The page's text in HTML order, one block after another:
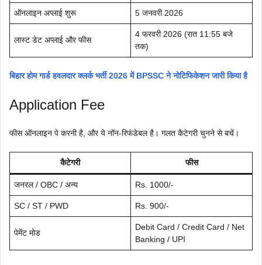
ऑनलाइन अप्लाई शुरू 5 जनवरी 2026
लास्ट डेट अप्लाई और फीस
4 फरवरी 2026 (रात 11:55 बजे
तक)
बिहार होम गार्ड हवलदार क्लर्क भर्ती 2026 में BPSSC ने नोटिफिकेशन जारी किया है
Application Fee
फीस ऑनलाइन पे करनी है, और ये नॉन-रिफंडेबल है। गलत कैटेगरी चुनने से बचें।
कैटेगरी फीस
जनरल / OBC / अन्य Rs. 1000/-
SC / ST / PWD Rs. 900/-
पेमेंट मोड
Debit Card / Credit Card / Net
Banking / UPI